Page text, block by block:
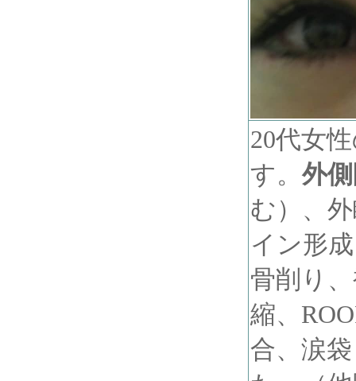
20代女
す。 外
む）、
イン形
骨削り
縮、
合、涙